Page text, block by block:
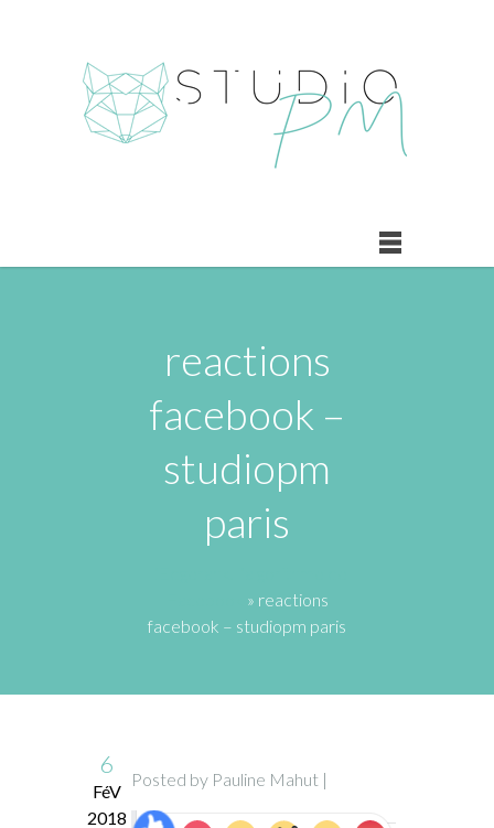
reactions
facebook –
studiopm
paris
» reactions
facebook – studiopm paris
6
FéV
2018
Posted by Pauline Mahut |